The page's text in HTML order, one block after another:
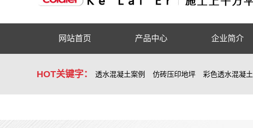
网站首页 产品中心 企业简介
HOT关键字： 透水混凝土案例 仿砖压印地坪 彩色透水混凝土